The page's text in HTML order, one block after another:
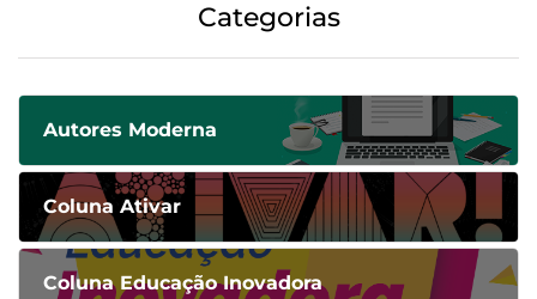
Categorias
Autores Moderna
Coluna Ativar
Coluna Educação Inovadora